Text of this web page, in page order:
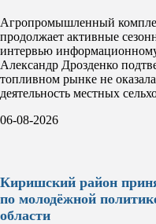
Агропромышленный
продолжает активные
интервью
Александр Дрозденко
топливном рынке не
деятельность местных
06-08-2026
Киришский район
по молодёжной
области